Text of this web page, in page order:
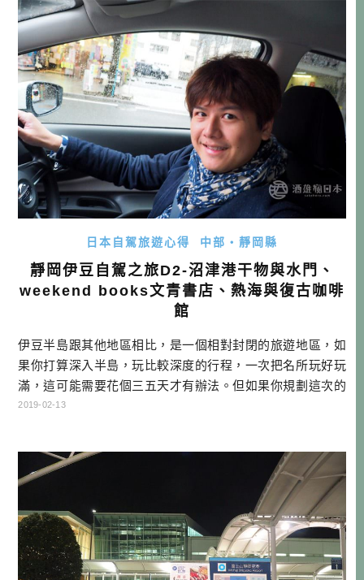
士川(休息站)→ダイワロイネットホテルぬまづ→住宿 DAY
2 →NISS […]…
日本自駕旅遊心得 中部・靜岡縣
靜岡伊豆自駕之旅D2-沼津港干物與水門、
weekend books文青書店、熱海與復古咖啡
館
伊豆半島跟其他地區相比，是一個相對封閉的旅遊地區，如
果你打算深入半島，玩比較深度的行程，一次把名所玩好玩
滿，這可能需要花個三五天才有辦法。但如果你規劃這次的
伊豆行程，只想蜻蜓點水，還是有辦法選定幾個點，在一天
西伊豆為主，加上一點點的東伊豆熱海市，以及位於沼津市
北邊的長泉町跟御殿場市。 靜岡自 […]…
2019-02-13